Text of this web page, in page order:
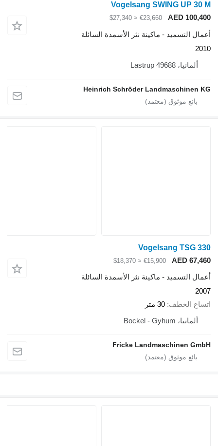
Vogelsang SWING UP 30 M
AED 100,400
€23,660
≈ $27,340
أعمال التسميد - ماكينة نثر الأسمدة السائلة
2010
ألمانيا، 49688 Lastrup
Heinrich Schröder Landmaschinen KG
Vogelsang TSG 330
AED 67,460
€15,900
≈ $18,370
أعمال التسميد - ماكينة نثر الأسمدة السائلة
2007
اتساع الخطف 30 متر
ألمانيا، Bockel - Gyhum
Fricke Landmaschinen GmbH